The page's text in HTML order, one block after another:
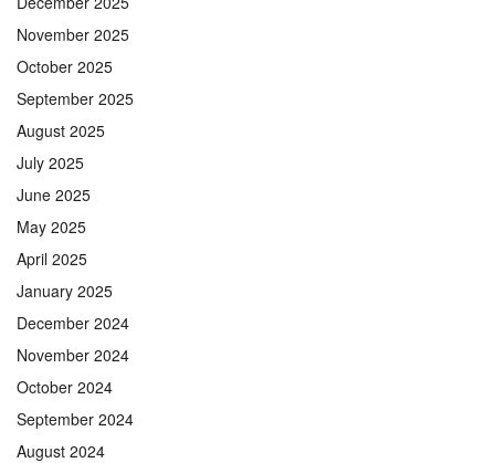
November 2025
October 2025
September 2025
August 2025
July 2025
June 2025
May 2025
April 2025
January 2025
December 2024
November 2024
October 2024
September 2024
August 2024